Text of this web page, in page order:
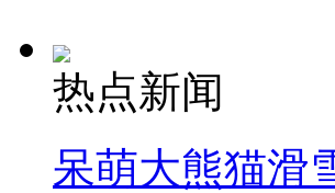
热点新闻
呆萌大熊猫滑